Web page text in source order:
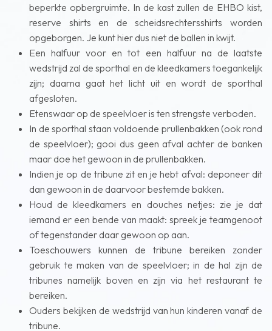
beperkte opbergruimte. In de kast zullen de EHBO kist,
reserve shirts en de scheidsrechtersshirts worden
opgeborgen. Je kunt hier dus niet de ballen in kwijt.
Een halfuur voor en tot een halfuur na de laatste
wedstrijd zal de sporthal en de kleedkamers toegankelijk
zijn; daarna gaat het licht uit en wordt de sporthal
afgesloten.
Etenswaar op de speelvloer is ten strengste verboden.
In de sporthal staan voldoende prullenbakken (ook rond
de speelvloer); gooi dus geen afval achter de banken
maar doe het gewoon in de prullenbakken.
Indien je op de tribune zit en je hebt afval: deponeer dit
dan gewoon in de daarvoor bestemde bakken.
Houd de kleedkamers en douches netjes: zie je dat
iemand er een bende van maakt: spreek je teamgenoot
of tegenstander daar gewoon op aan.
Toeschouwers kunnen de tribune bereiken zonder
gebruik te maken van de speelvloer; in de hal zijn de
tribunes namelijk boven en zijn via het restaurant te
bereiken.
Ouders bekijken de wedstrijd van hun kinderen vanaf de
tribune.